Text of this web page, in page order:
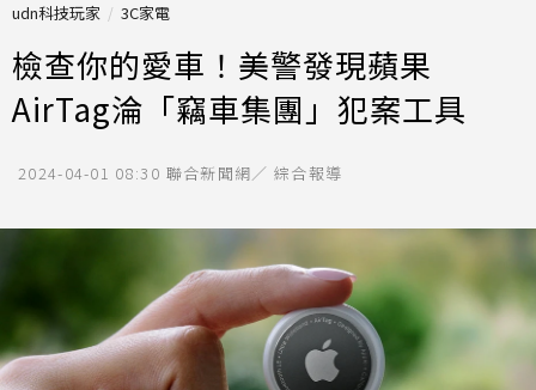
udn科技玩家 3C家電
檢查你的愛車！美警發現蘋果
AirTag淪「竊車集團」犯案工具
2024-04-01 08:30 聯合新聞網／ 綜合報導